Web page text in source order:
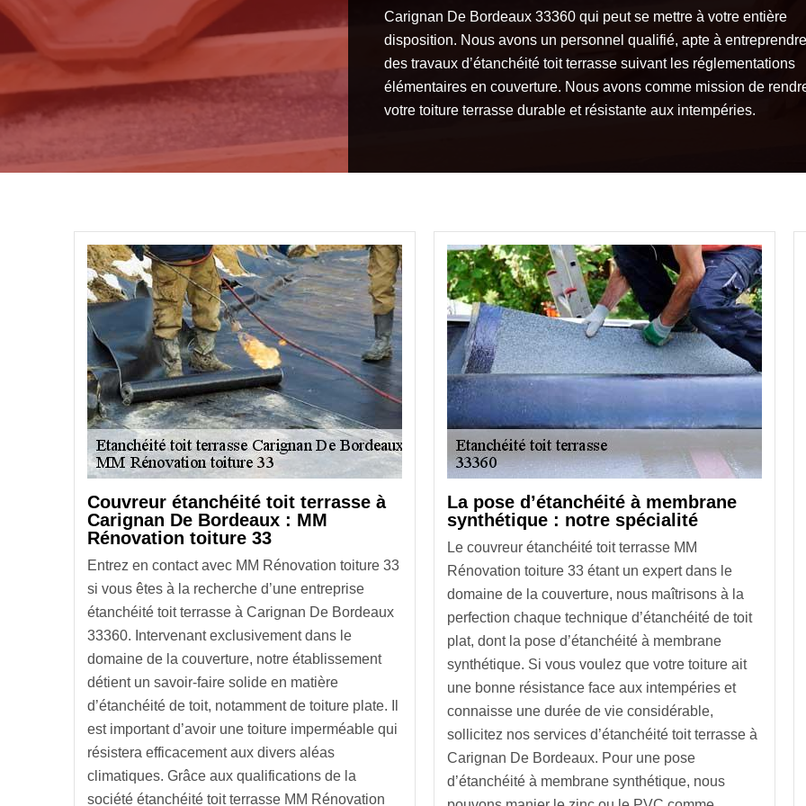
Carignan De Bordeaux 33360 qui peut se mettre à votre entière
disposition. Nous avons un personnel qualifié, apte à entreprendre
des travaux d’étanchéité toit terrasse suivant les réglementations
élémentaires en couverture. Nous avons comme mission de
votre toiture terrasse durable et résistante aux intempéries.
Couvreur étanchéité toit terrasse à
Carignan De Bordeaux : MM
Rénovation toiture 33
Entrez en contact avec MM Rénovation toiture 33
si vous êtes à la recherche d’une entreprise
étanchéité toit terrasse à Carignan De Bordeaux
33360. Intervenant exclusivement dans le
domaine de la couverture, notre établissement
détient un savoir-faire solide en matière
d’étanchéité de toit, notamment de toiture plate. Il
est important d’avoir une toiture imperméable qui
résistera efficacement aux divers aléas
climatiques. Grâce aux qualifications de la
société étanchéité toit terrasse MM Rénovation
La pose d’étanchéité à membrane
synthétique : notre spécialité
Le couvreur étanchéité toit terrasse MM
Rénovation toiture 33 étant un expert dans le
domaine de la couverture, nous maîtrisons à la
perfection chaque technique d’étanchéité de toit
plat, dont la pose d’étanchéité à membrane
synthétique. Si vous voulez que votre toiture ait
une bonne résistance face aux intempéries et
connaisse une durée de vie considérable,
sollicitez nos services d’étanchéité toit terrasse à
Carignan De Bordeaux. Pour une pose
d’étanchéité à membrane synthétique, nous